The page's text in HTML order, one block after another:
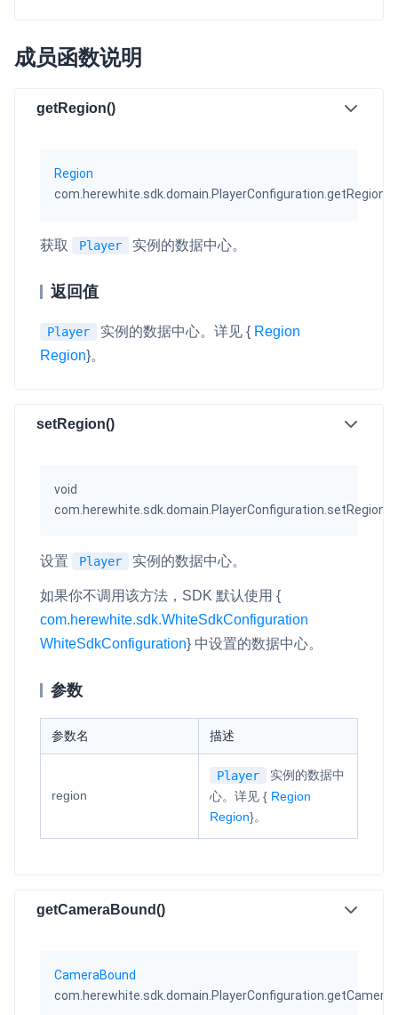
云市场
媒体服务
本地服务端录制
旁路推流
RTC 服务端 SDK
与 RTC 客户端 SDK 互通，实现收发流
PPT 转码服务
水晶球
控制台
开通和管理声网各项产品服务的统一入口
灵动会议 NEW
低代码集成、灵活定制、超低延时的音视频会议
成员函数说明
getRegion()
Region
com.herewhite.sdk.domain.PlayerConfiguration.getRegion
获取 Player 实例的数据中心。
返回值
Player 实例的数据中心。详见 { Region
Region}。
setRegion()
void
com.herewhite.sdk.domain.PlayerConfiguration.setRegion
设置 Player 实例的数据中心。
如果你不调用该方法，SDK 默认使用 {
com.herewhite.sdk.WhiteSdkConfiguration
WhiteSdkConfiguration} 中设置的数据中心。
参数
参数名 描述
region
Player
实例的数据中
心。详见 { Region
Region}。
getCameraBound()
CameraBound